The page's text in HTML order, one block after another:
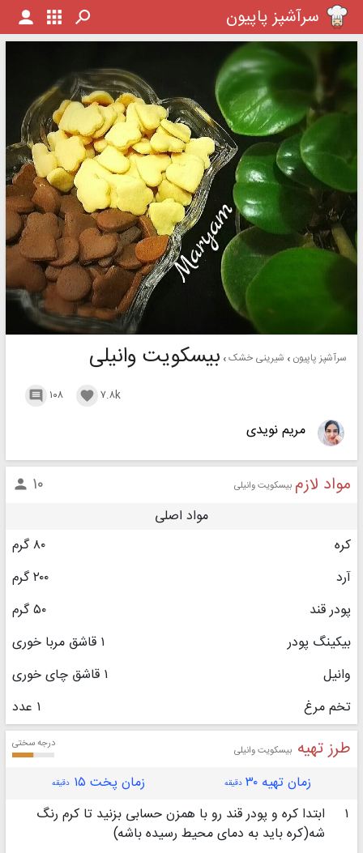
سرآشپز پاپیون
سرآشپز پاپیون شیرینی خشک بیسکویت وانیلی
۱۰۸  ۷.۸k 
مریم نویدی
مواد لازم بیسکویت وانیلی ۱۰ 
مواد اصلی
کره
۸۰ گرم
آرد
۲۰۰ گرم
پودر قند
۵۰ گرم
بیکینگ پودر
۱ قاشق مربا خوری
وانیل
۱ قاشق چای خوری
تخم مرغ
۱ عدد
طرز تهیه بیسکویت وانیلی درجه سختی
زمان تهیه ۳۰ دقیقه زمان پخت ۱۵ دقیقه
۱
ابتدا کره و پودر قند رو با همزن حسابی بزنید تا کرم رنگ
شه(کره باید به دمای محیط رسیده باشه)